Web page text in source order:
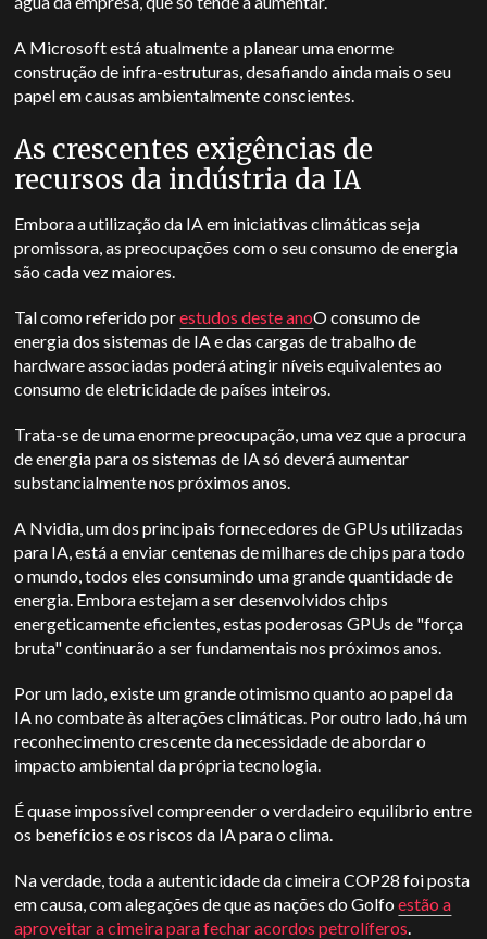
A Microsoft está atualmente a planear uma enorme
construção de infra-estruturas, desafiando ainda mais o seu
papel em causas ambientalmente conscientes.
As crescentes exigências de
recursos da indústria da IA
Embora a utilização da IA em iniciativas climáticas seja
promissora, as preocupações com o seu consumo de energia
são cada vez maiores.
Tal como referido porestudos deste anoO consumo de
energia dos sistemas de IA e das cargas de trabalho de
hardware associadas poderá atingir níveis equivalentes ao
consumo de eletricidade de países inteiros.
Trata-se de uma enorme preocupação, uma vez que a procura
de energia para os sistemas de IA só deverá aumentar
substancialmente nos próximos anos.
A Nvidia, um dos principais fornecedores de GPUs utilizadas
para IA, está a enviar centenas de milhares de chips para todo
o mundo, todos eles consumindo uma grande quantidade de
energia. Embora estejam a ser desenvolvidos chips
energeticamente eficientes, estas poderosas GPUs de "força
bruta" continuarão a ser fundamentais nos próximos anos.
Por um lado, existe um grande otimismo quanto ao papel da
IA no combate às alterações climáticas. Por outro lado, há um
reconhecimento crescente da necessidade de abordar o
impacto ambiental da própria tecnologia.
É quase impossível compreender o verdadeiro equilíbrio entre
os benefícios e os riscos da IA para o clima.
Na verdade, toda a autenticidade da cimeira COP28 foi posta
em causa, com alegações de que as nações do Golfoestão a
aproveitar a cimeira para fechar acordos petrolíferos.